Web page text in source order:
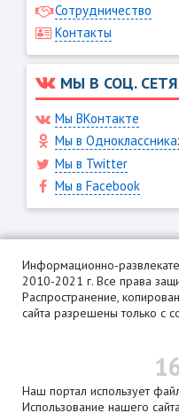
Сотрудничество
Контакты
МЫ В СОЦ.
Мы ВКонтакте
Мы в
Мы в Twitter
Мы в Facebook
Информационно-
2010-2021 г. Все права
Распространение,
сайта разрешены только с
Наш портал использует
Использование нашего